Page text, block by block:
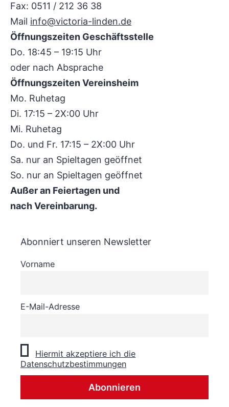
Fax: 0511 / 212 36 38
Mail info@victoria-linden.de
Öffnungszeiten Geschäftsstelle
Do. 18:45 – 19:15 Uhr
oder nach Absprache
Öffnungszeiten Vereinsheim
Mo. Ruhetag
Di. 17:15 – 2X:00 Uhr
Mi. Ruhetag
Do. und Fr. 17:15 – 2X:00 Uhr
Sa. nur an Spieltagen geöffnet
So. nur an Spieltagen geöffnet
Außer an Feiertagen und
nach Vereinbarung.
Abonniert unseren Newsletter
Vorname
E-Mail-Adresse
Hiermit akzeptiere ich die
Datenschutzbestimmungen